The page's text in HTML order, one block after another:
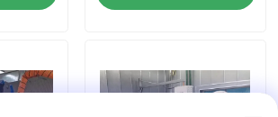
alta velocidade